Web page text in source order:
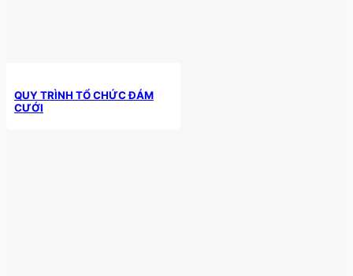
QUY TRÌNH TỔ CHỨC ĐÁM
CƯỚI